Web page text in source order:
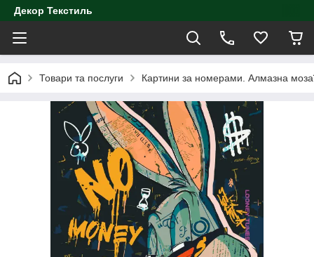
Декор Текстиль
Товари та послуги Картини за номерами. Алмазна